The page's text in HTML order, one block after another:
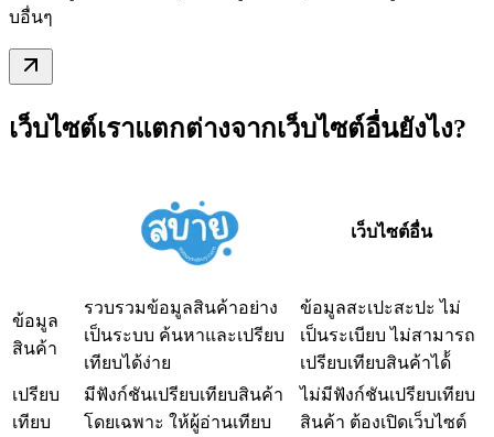
บอื่นๆ
เว็บไซต์เราแตกต่างจากเว็บไซต์อื่นยังไง?
เว็บไซต์อื่น
ข้อมูล
สินค้า
รวบรวมข้อมูลสินค้าอย่าง
เป็นระบบ ค้นหาและเปรียบ
เทียบได้ง่าย
ข้อมูลสะเปะสะปะ ไม่
เป็นระเบียบ ไม่สามารถ
เปรียบเทียบสินค้าได้้
เปรียบ
เทียบ
มีฟังก์ชันเปรียบเทียบสินค้า
โดยเฉพาะ ให้ผู้อ่านเทียบ
ไม่มีฟังก์ชันเปรียบเทียบ
สินค้า ต้องเปิดเว็บไซต์